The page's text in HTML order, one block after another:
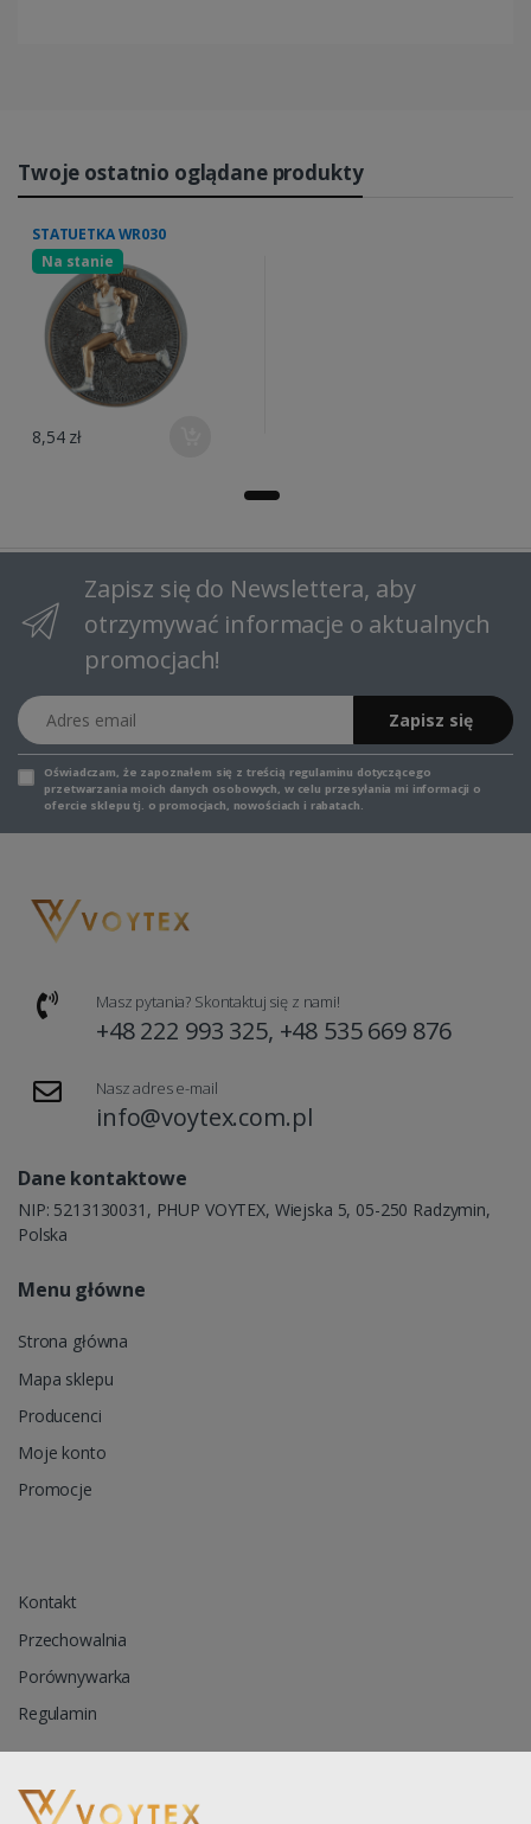
Twoje ostatnio oglądane produkty
STATUETKA WR030
Na stanie
8,54 zł
Zapisz się do Newslettera, aby
otrzymywać informacje o aktualnych
promocjach!
Adres email
Zapisz się
Oświadczam, że zapoznałem się z treścią regulaminu dotyczącego
przetwarzania moich danych osobowych, w celu przesyłania mi informacji o
ofercie sklepu tj. o promocjach, nowościach i rabatach.
Masz pytania? Skontaktuj się z nami!
+48 222 993 325, +48 535 669 876
Nasz adres e-mail
info@voytex.com.pl
Dane kontaktowe
NIP: 5213130031, PHUP VOYTEX, Wiejska 5, 05-250 Radzymin,
Polska
Menu główne
Strona główna
Mapa sklepu
Producenci
Moje konto
Promocje
Kontakt
Przechowalnia
Porównywarka
Regulamin